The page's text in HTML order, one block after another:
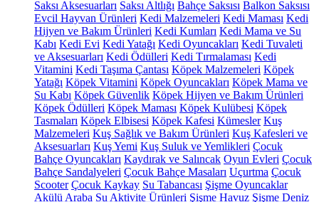
Saksı Aksesuarları Saksı Altlığı Bahçe Saksısı Balkon Saksısı
Evcil Hayvan Ürünleri Kedi Malzemeleri Kedi Maması Kedi
Hijyen ve Bakım Ürünleri Kedi Kumları Kedi Mama ve Su
Kabı Kedi Evi Kedi Yatağı Kedi Oyuncakları Kedi Tuvaleti
ve Aksesuarları Kedi Ödülleri Kedi Tırmalaması Kedi
Vitamini Kedi Taşıma Çantası Köpek Malzemeleri Köpek
Yatağı Köpek Vitamini Köpek Oyuncakları Köpek Mama ve
Su Kabı Köpek Güvenlik Köpek Hijyen ve Bakım Ürünleri
Köpek Ödülleri Köpek Maması Köpek Kulübesi Köpek
Tasmaları Köpek Elbisesi Köpek Kafesi Kümesler Kuş
Malzemeleri Kuş Sağlık ve Bakım Ürünleri Kuş Kafesleri ve
Aksesuarları Kuş Yemi Kuş Suluk ve Yemlikleri Çocuk
Bahçe Oyuncakları Kaydırak ve Salıncak Oyun Evleri Çocuk
Bahçe Sandalyeleri Çocuk Bahçe Masaları Uçurtma Çocuk
Scooter Çocuk Kaykay Su Tabancası Şişme Oyuncaklar
Akülü Araba Su Aktivite Ürünleri Şişme Havuz Şişme Deniz